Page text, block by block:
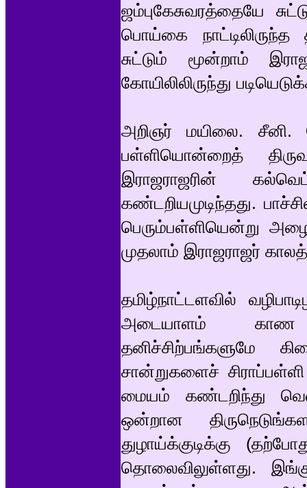
ஜம்புகேசுவரத்தையே
பொய்கை நாட்டிலிருந்த
சுட்டும் மூன்றாம்
கோயிலிலிருந்து
அறிஞர் மயிலை. சீனி.
பள்ளியொன்றைத்
இராஜராஜரின்
கண்டறியமுடிந்தது.
பெரும்பள்ளியென்று
முதலாம் இராஜராஜர்
தமிழ்நாட்டளவில்
அடையாளம் காண
தனிச்சிற்பங்களுமே
சான்றுகளைச்
மையம் கண்டறிந்து
ஒன்றான
துழாய்க்குடிக்கு
தொலைவிலுள்ளது.